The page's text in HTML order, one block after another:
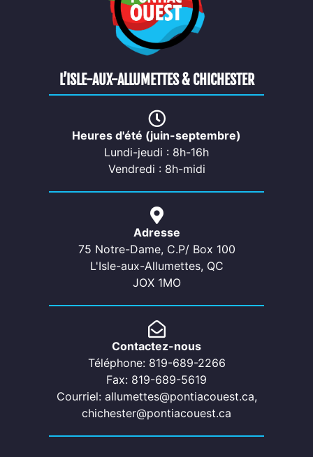
L’ISLE-AUX-ALLUMETTES & CHICHESTER
Heures d'été (juin-septembre)
Lundi-jeudi : 8h-16h
Vendredi : 8h-midi
Adresse
75 Notre-Dame, C.P/ Box 100
L'Isle-aux-Allumettes, QC
JOX 1MO
Contactez-nous
Téléphone: 819-689-2266
Fax: 819-689-5619
Courriel: allumettes@pontiacouest.ca,
chichester@pontiacouest.ca